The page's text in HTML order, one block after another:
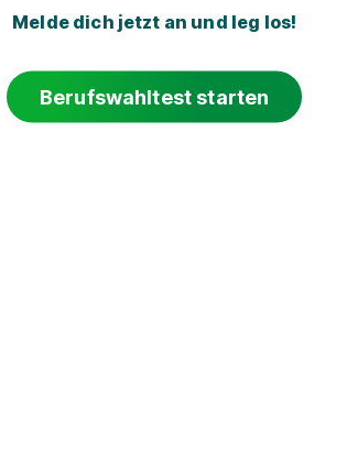
Melde dich jetzt an und leg los!
Berufswahltest starten